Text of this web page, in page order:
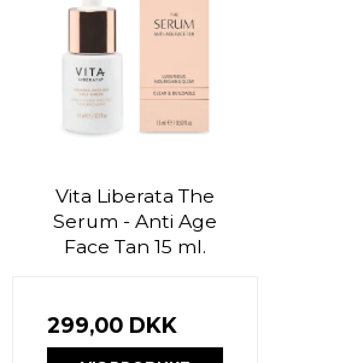
Vita Liberata The
Serum - Anti Age
Face Tan 15 ml.
299,00 DKK